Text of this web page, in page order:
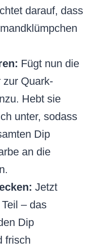
darauf, dass
Fügt nun die
zur Quark-
Hebt sie
unter, sodass
Dip
an die
Jetzt
– das
Dip
frisch